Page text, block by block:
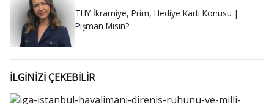
THY İkramiye, Prim, Hediye Kartı Konusu |
Pişman Mısın?
İLGİNİZİ ÇEKEBİLİR